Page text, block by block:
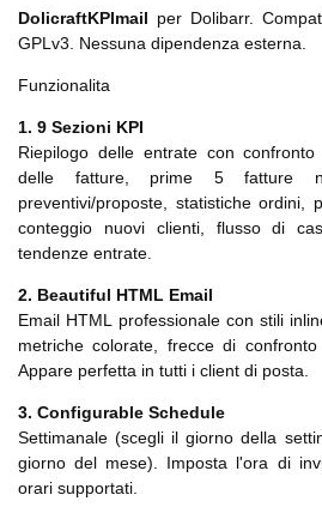
DolicraftKPImail per Dolibarr.
GPLv3. Nessuna dipendenza esterna.
Funzionalita
1. 9 Sezioni KPI
Riepilogo delle entrate con
delle fatture, prime 5 fatture
preventivi/proposte, statistiche ordini,
conteggio nuovi clienti, flusso di
tendenze entrate.
2. Beautiful HTML Email
Email HTML professionale con stili
metriche colorate, frecce di
Appare perfetta in tutti i client di posta.
3. Configurable Schedule
Settimanale (scegli il giorno della
giorno del mese). Imposta l'ora di
orari supportati.